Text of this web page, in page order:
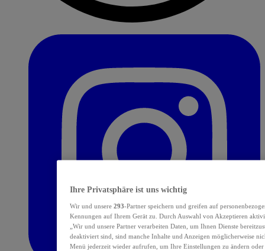
Ihre Privatsphäre ist uns wichtig
Wir und unsere 293-Partner speichern und greifen auf
Kennungen auf Ihrem Gerät zu. Durch Auswahl von Akzeptieren
„Wir und unsere Partner verarbeiten Daten, um Ihnen Dienste
deaktiviert sind, sind manche Inhalte und Anzeigen möglicherweise
Menü jederzeit wieder aufrufen, um Ihre Einstellungen zu ändern